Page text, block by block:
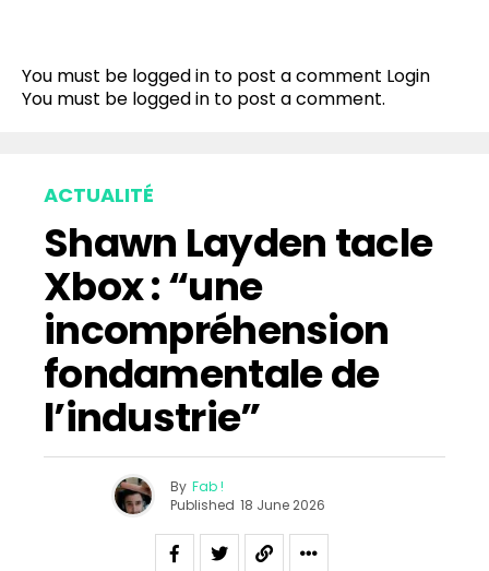
You must be logged in to post a comment Login
You must be logged in to post a comment.
ACTUALITÉ
Shawn Layden tacle
Xbox : “une
incompréhension
fondamentale de
l’industrie”
By Fab !
Published 18 June 2026